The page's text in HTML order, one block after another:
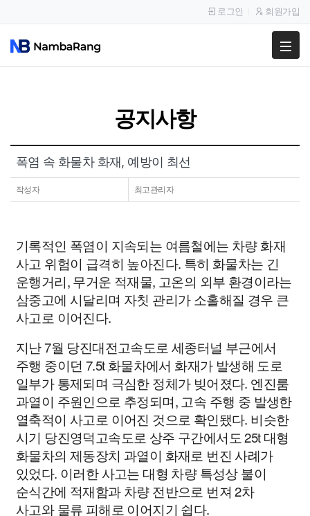
팔고
공지사항
이용후기
로그인 회원가입
공지사항
폭염 속 화물차 화재, 예방이 최선
작성자 최고관리자
기록적인 폭염이 지속되는 여름철에는 차량 화재
사고 위험이 급격히 높아진다. 특히 화물차는 긴
운행거리, 무거운 적재물, 고온의 외부 환경이라는
삼중고에 시달리며 자칫 관리가 소홀해질 경우 큰
사고로 이어진다.
지난 7월 당진대전고속도로 세종터널 부근에서
주행 중이던 7.5t 화물차에서 화재가 발생해 도로
일부가 통제되며 극심한 정체가 빚어졌다. 엔진룸
과열이 주원인으로 추정되며, 고속 주행 중 발생한
열축적이 사고로 이어진 것으로 확인됐다. 비슷한
시기 당진영덕고속도로 상주 구간에서도 25t 대형
화물차의 제동장치 과열이 화재로 번진 사례가
있었다. 이러한 사고는 대형 차량 특성상 불이
순식간에 적재함과 차량 전반으로 번져 2차
사고와 물류 피해로 이어지기 쉽다.